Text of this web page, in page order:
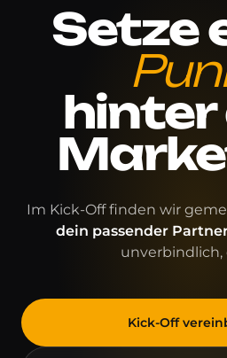
Setze
hinter
Im Kick-Off finden wir
dein passender
unverbindlich,
Kick-Off